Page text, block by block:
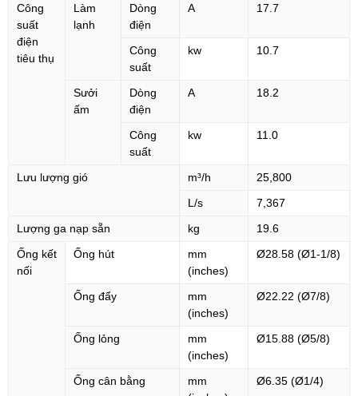
Công
suất
điện
tiêu thụ
Làm
lạnh
Dòng
điện
A 17.7
Công
suất
kw 10.7
Sưởi
ấm
Dòng
điện
A 18.2
Công
suất
kw 11.0
Lưu lượng gió m³/h
25,800
L/s
7,367
Lượng ga nạp sẵn
kg
19.6
Ống kết
nối
Ống hút
mm
(inches)
Ø28.58 (Ø1-1/8)
Ống đẩy
mm
(inches)
Ø22.22 (Ø7/8)
Ống lỏng
mm
(inches)
Ø15.88 (Ø5/8)
Ống cân bằng
mm
Ø6.35 (Ø1/4)